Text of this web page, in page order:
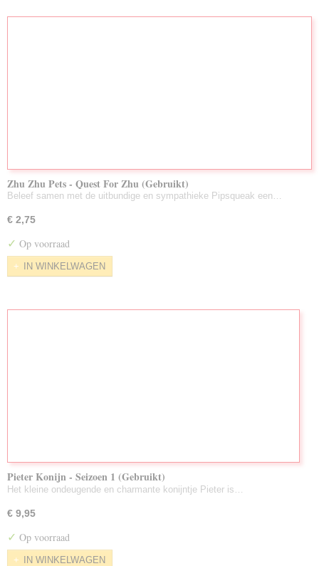
Zhu Zhu Pets - Quest For Zhu (Gebruikt)
Beleef samen met de uitbundige en sympathieke Pipsqueak een…
€ 2,75
✓ Op voorraad
IN WINKELWAGEN
Pieter Konijn - Seizoen 1 (Gebruikt)
Het kleine ondeugende en charmante konijntje Pieter is…
€ 9,95
✓ Op voorraad
IN WINKELWAGEN